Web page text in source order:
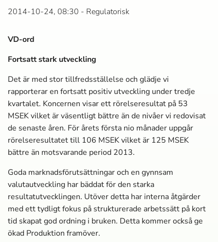
2014-10-24, 08:30 - Regulatorisk
VD-ord
Fortsatt stark utveckling
Det är med stor tillfredsställelse och glädje vi
rapporterar en fortsatt positiv utveckling under tredje
kvartalet. Koncernen visar ett rörelseresultat på 53
MSEK vilket är väsentligt bättre än de nivåer vi redovisat
de senaste åren. För årets första nio månader uppgår
rörelseresultatet till 106 MSEK vilket är 125 MSEK
bättre än motsvarande period 2013.
Goda marknads­förutsättningar och en gynnsam
valutautveckling har bäddat för den starka
resultatutvecklingen. Utöver detta har interna åtgärder
med ett tydligt fokus på strukturerade arbetssätt på kort
tid skapat god ordning i bruken. Detta kommer också ge
ökad Produktion framöver.